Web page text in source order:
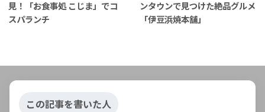
見！「お食事処 こじま」でコ
スパランチ
ンタウンで見つけた絶品グルメ
「伊豆浜焼本舗」
この記事を書いた人